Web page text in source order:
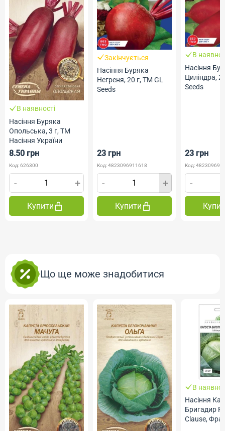
В наявності
Насіння Буряка
Опольська, 3 г, ТМ
Насіння України
8.50 грн
Код: 626300
- +
Купити
Закінчується
Насіння Буряка
Негреня, 20 г, ТМ GL
Seeds
23 грн
Код: 4823096911618
- +
Купити
В
Насіння
Циліндра,
Seeds
23 грн
Код:
-
Що ще може знадобитися
В
Насіння
Бригадир
Clause,